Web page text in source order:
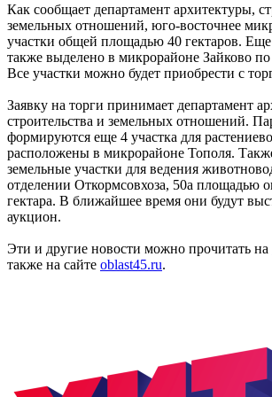
Как сообщает департамент архитектуры,
земельных отношений, юго-восточнее
участки общей площадью 40 гектаров. Еще
также выделено в микрорайоне Зайково
Все участки можно будет приобрести с
Заявку на торги принимает департамент
строительства и земельных отношений.
формируются еще 4 участка для
расположены в микрорайоне Тополя.
земельные участки для ведения
отделении Откормсовхоза, 50а площадью
гектара. В ближайшее время они будут
аукцион.
Эти и другие новости можно прочитать на
также на сайте oblast45.ru.